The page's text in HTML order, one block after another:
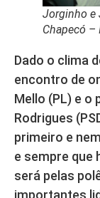
Jorginho e
Chapecó –
Dado o clima
encontro de
Mello (PL) e o
Rodrigues
primeiro e
e sempre que
será pelas